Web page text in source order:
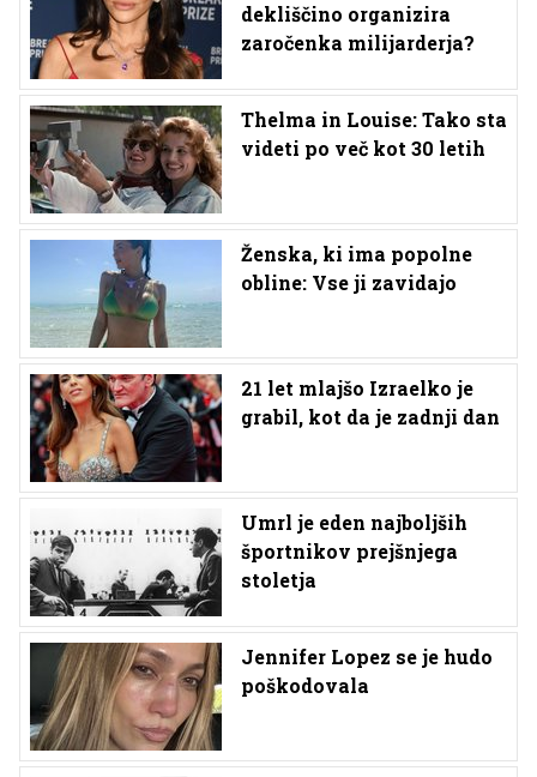
dekliščino organizira
zaročenka milijarderja?
Thelma in Louise: Tako sta
videti po več kot 30 letih
Ženska, ki ima popolne
obline: Vse ji zavidajo
21 let mlajšo Izraelko je
grabil, kot da je zadnji dan
Umrl je eden najboljših
športnikov prejšnjega
stoletja
Jennifer Lopez se je hudo
poškodovala